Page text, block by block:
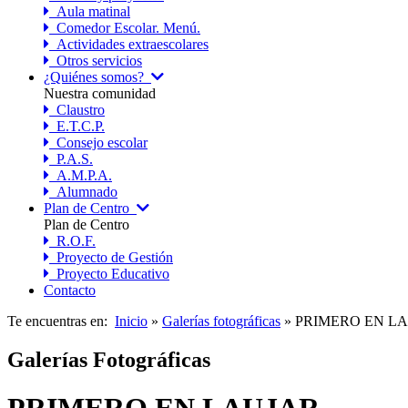
Aula matinal
Comedor Escolar. Menú.
Actividades extraescolares
Otros servicios
¿Quiénes somos?
Nuestra comunidad
Claustro
E.T.C.P.
Consejo escolar
P.A.S.
A.M.P.A.
Alumnado
Plan de Centro
Plan de Centro
R.O.F.
Proyecto de Gestión
Proyecto Educativo
Contacto
Te encuentras en: Inicio » Galerías fotográficas » PRIMERO EN
Galerías Fotográficas